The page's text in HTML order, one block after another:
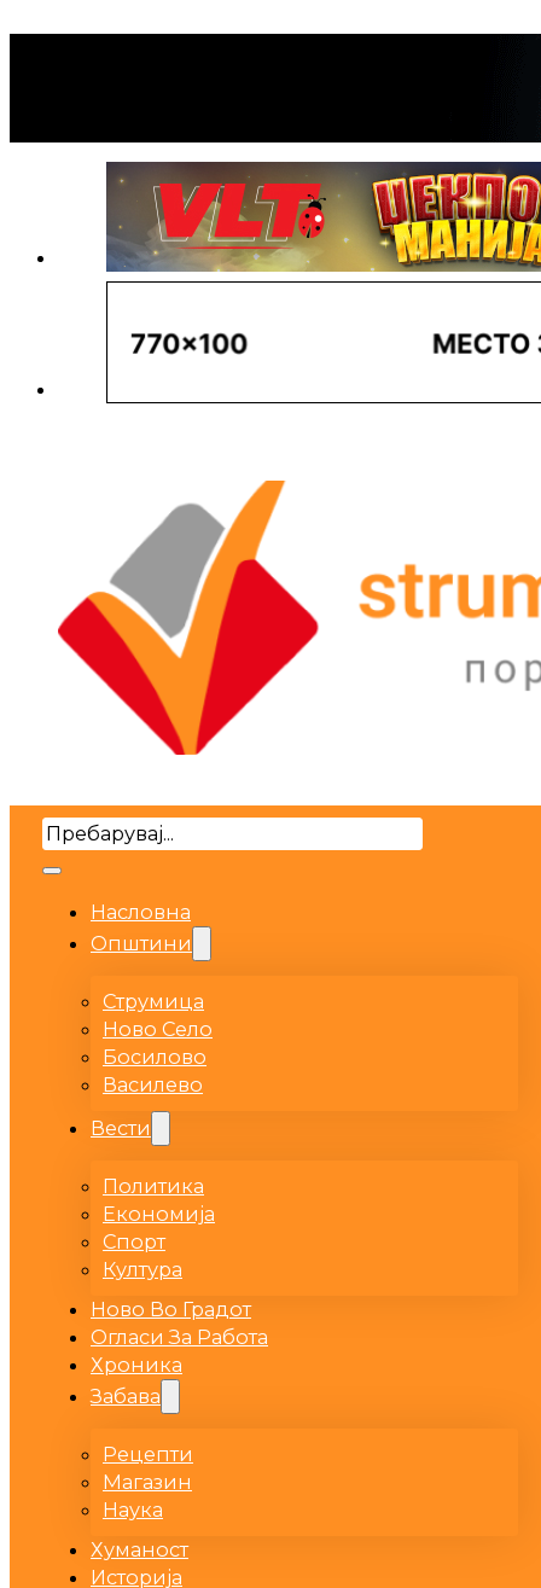
Search
Насловна
Општини
Струмица
Ново Село
Босилово
Василево
Вести
Политика
Економија
Спорт
Култура
Ново Во Градот
Огласи За Работа
Хроника
Забава
Рецепти
Магазин
Наука
Хуманост
Историја